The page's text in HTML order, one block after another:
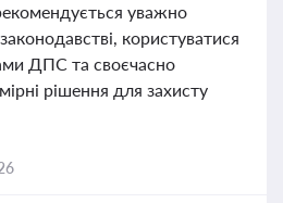
уважно
користуватися
ДПС та своєчасно
рішення для захисту